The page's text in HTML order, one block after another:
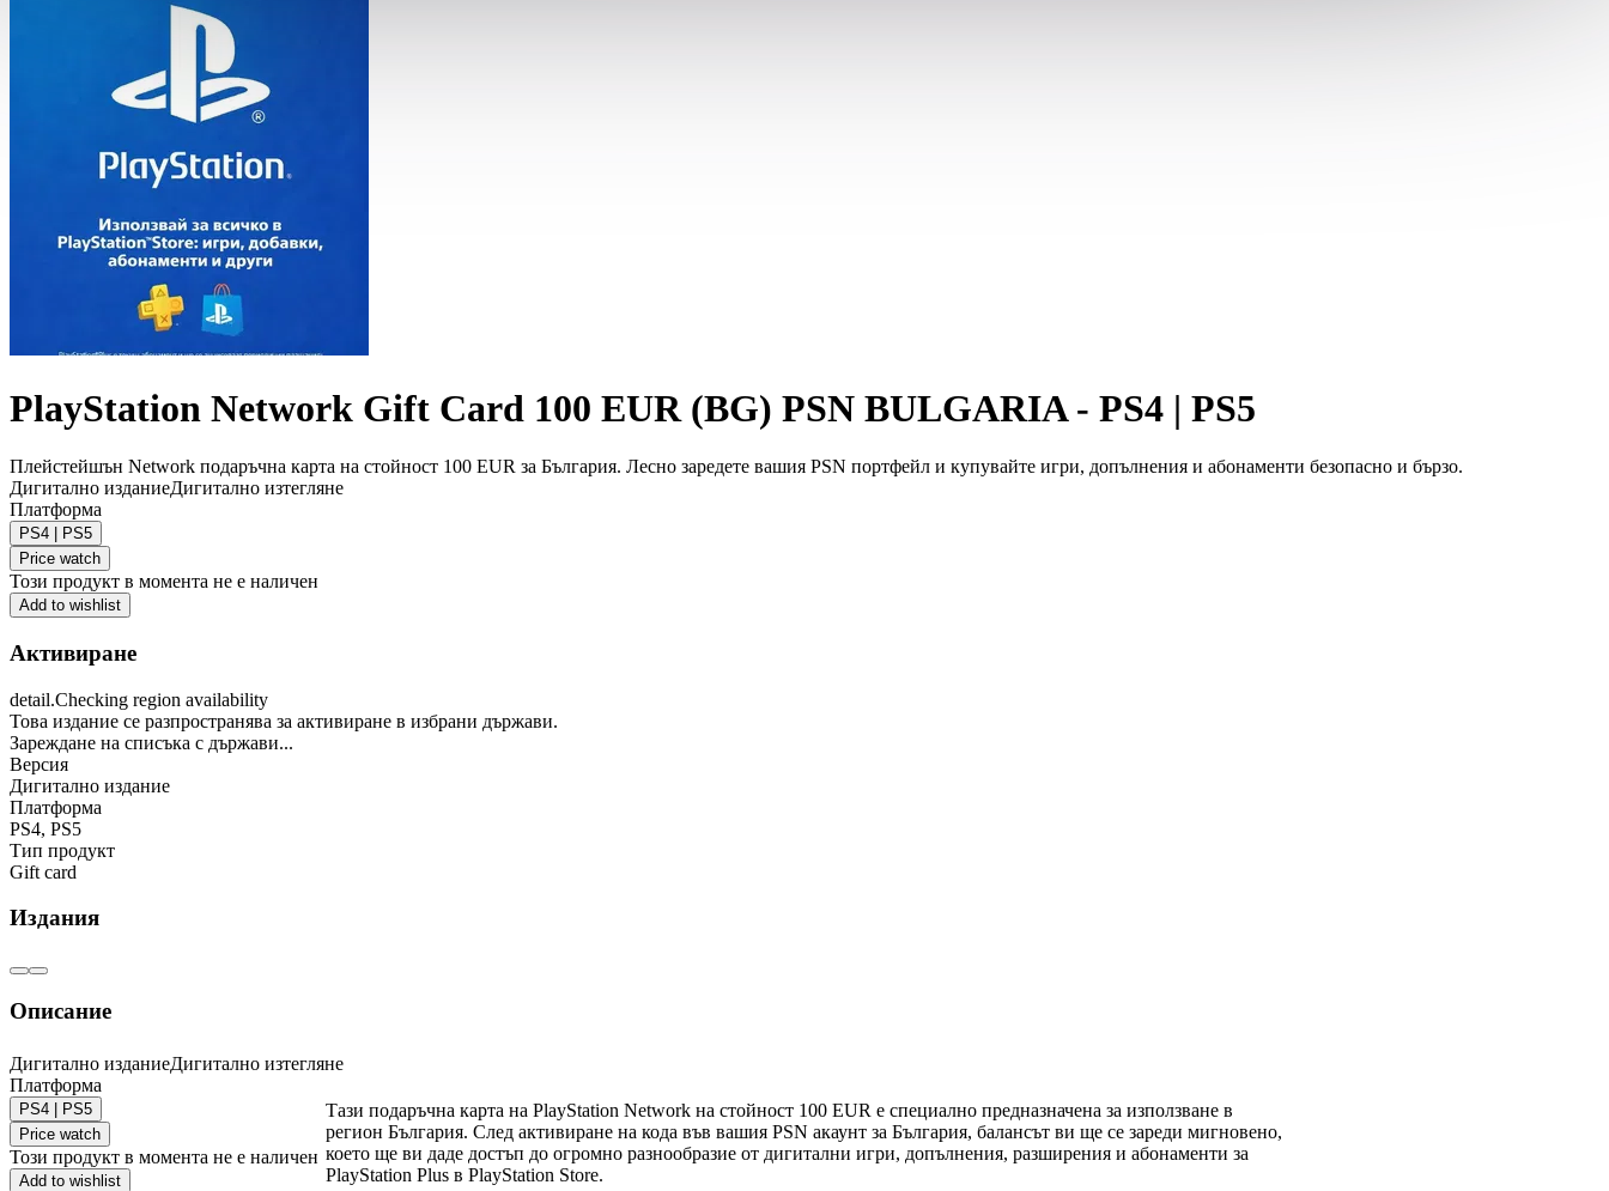
PlayStation Network Gift Card 100 EUR (BG) PSN BULGARIA - PS4 | PS5
Плейстейшън Network подаръчна карта на стойност 100 EUR за България. Лесно заредете вашия PSN портфейл и купувайте игри, допълнения и абонаменти безопасно и бързо.
Дигитално изданиеДигитално изтегляне
Платформа
PS4 | PS5
Price watch
Този продукт в момента не е наличен
Add to wishlist
Активиране
detail.Checking region availability
Това издание се разпространява за активиране в избрани държави.
Зареждане на списъка с държави...
Версия
Дигитално издание
Платформа
PS4, PS5
Тип продукт
Gift card
Издания
Описание
Плейстейшън Network подаръчна карта 100 EUR (BG) - PSN BULGARIA
Тази подаръчна карта на PlayStation Network на стойност 100 EUR е специално предназначена за използване в
регион България. След активиране на кода във вашия PSN акаунт за България, балансът ви ще се зареди мигновено,
което ще ви даде достъп до огромно разнообразие от дигитални игри, допълнения, разширения и абонаменти за
PlayStation Plus в PlayStation Store.
Дигитално изданиеДигитално изтегляне
Платформа
PS4 | PS5
Price watch
Този продукт в момента не е наличен
Add to wishlist